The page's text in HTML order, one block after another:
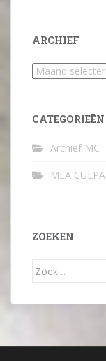
ARCHIEF
Archief
CATEGORIEËN
Archief MC
MEA CULPA
ZOEKEN
Zoek